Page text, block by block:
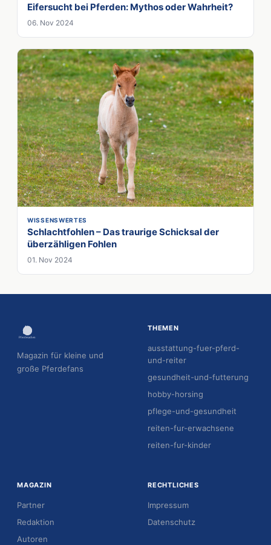
Eifersucht bei Pferden: Mythos oder Wahrheit?
06. Nov 2024
WISSENSWERTES
Schlachtfohlen – Das traurige Schicksal der
überzähligen Fohlen
01. Nov 2024
Magazin für kleine und
große Pferdefans
THEMEN
ausstattung-fuer-pferd-
und-reiter
gesundheit-und-futterung
hobby-horsing
pflege-und-gesundheit
reiten-fur-erwachsene
reiten-fur-kinder
MAGAZIN
Partner
Redaktion
Autoren
RECHTLICHES
Impressum
Datenschutz